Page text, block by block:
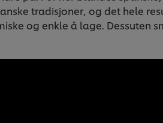
tradisjoner, og det hele
og enkle å lage. Dessuten